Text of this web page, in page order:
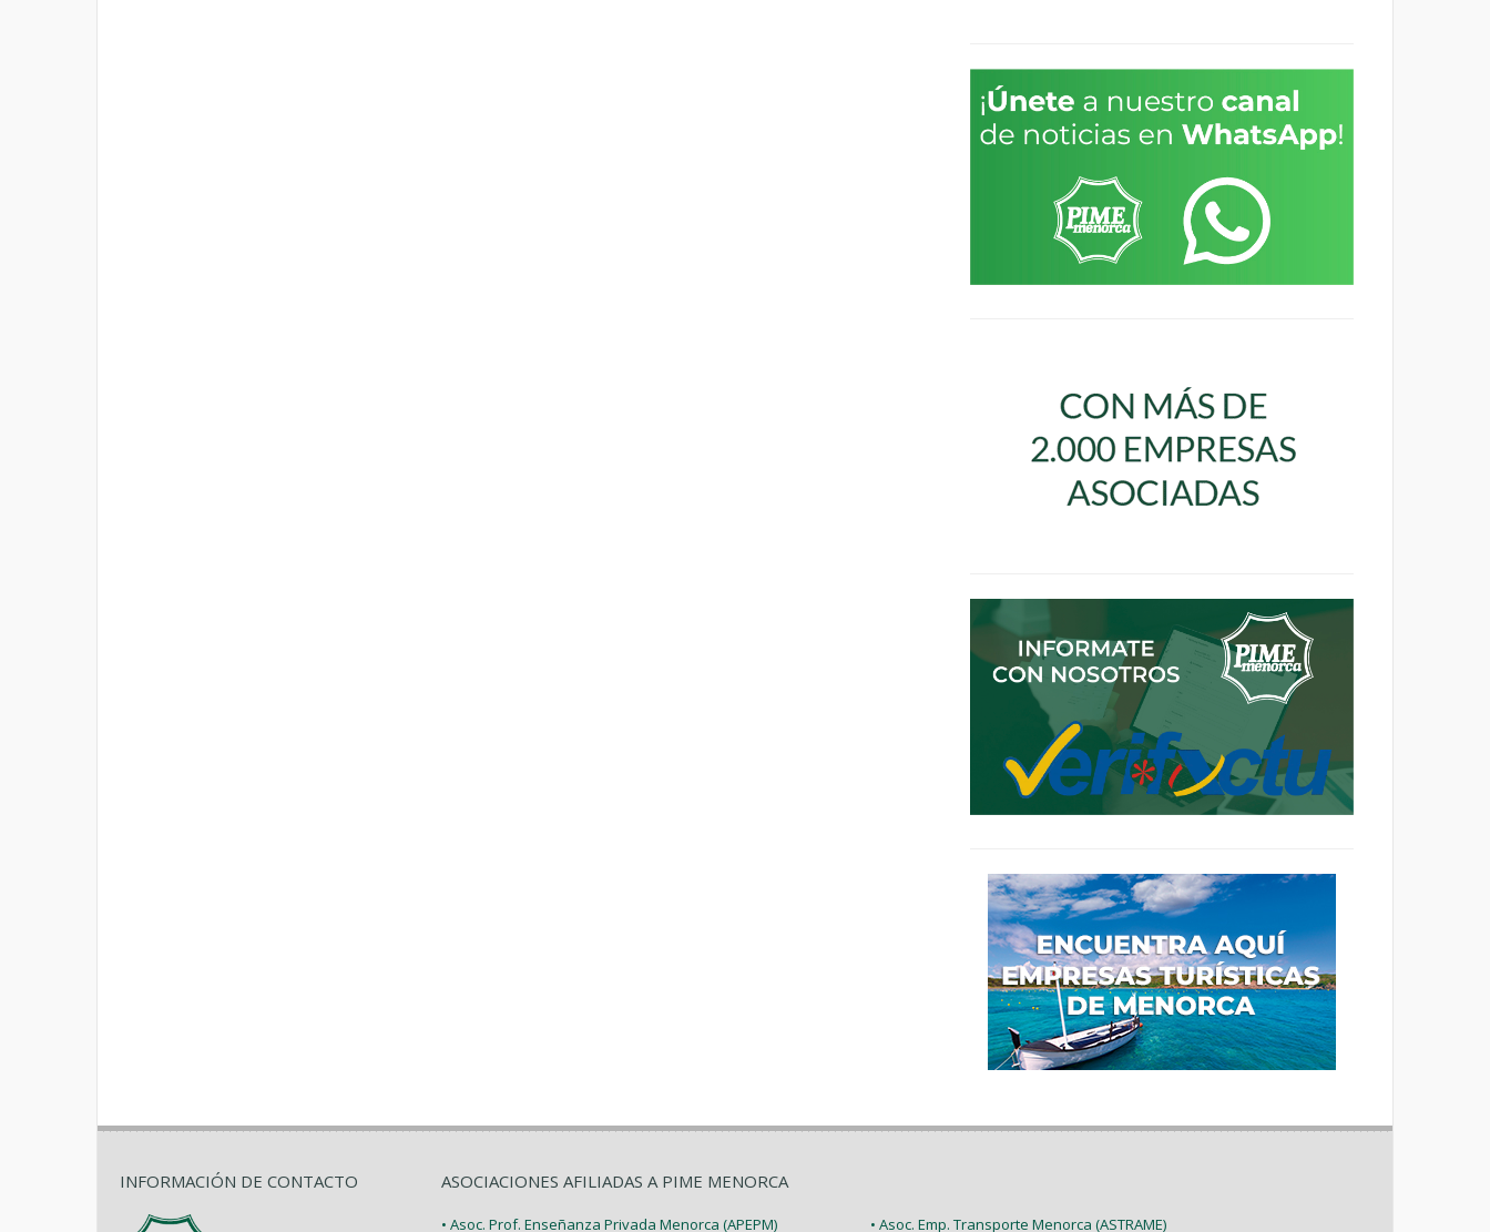
INFORMACIÓN DE CONTACTO ASOCIACIONES AFILIADAS A PIME MENORCA
• Asoc. Prof. Enseñanza Privada Menorca (APEPM) • Asoc. Emp. Transporte Menorca (ASTRAME)